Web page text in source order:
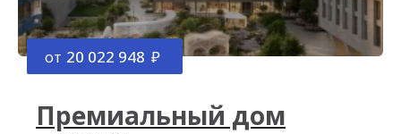
от 20 022 948
Премиальный дом